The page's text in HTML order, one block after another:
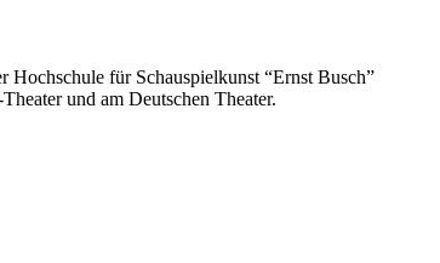
Hochschule für Schauspielkunst “Ernst Busch”
und am Deutschen Theater.